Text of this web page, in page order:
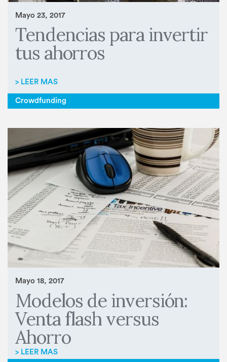
Mayo 23, 2017
Tendencias para invertir
tus ahorros
> LEER MAS
Crowdfunding
Mayo 18, 2017
Modelos de inversión:
Venta flash versus
Ahorro
> LEER MAS